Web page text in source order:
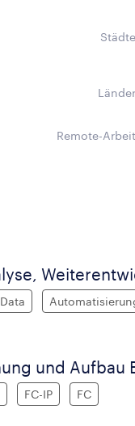
Städte
Länder
Remote-Arbeit
und Aufbau
FC-IP FC